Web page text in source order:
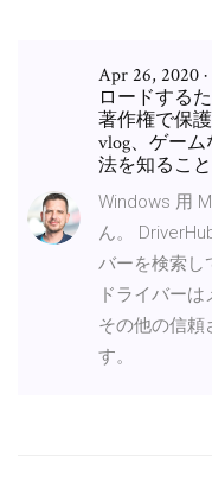
Apr 26, 2020
ロードする
著作権で保護
vlog、ゲー
法を知るこ
Windows 用
ん。
バーを検索し
ドライバー
その他の信頼
す。